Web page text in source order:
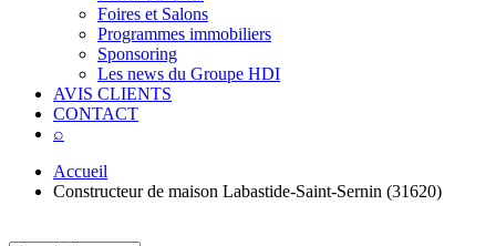
Foires et Salons
Programmes immobiliers
Sponsoring
Les news du Groupe HDI
AVIS CLIENTS
CONTACT
⌕
Accueil
Constructeur de maison Labastide-Saint-Sernin (31620)